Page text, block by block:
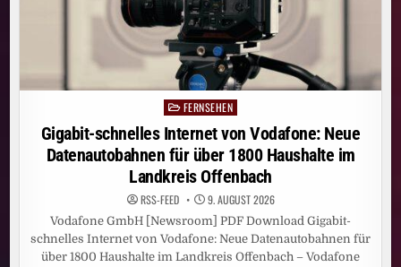
Posted
in
FERNSEHEN
Gigabit-schnelles Internet von Vodafone: Neue
Datenautobahnen für über 1800 Haushalte im
Landkreis Offenbach
RSS-FEED 9. AUGUST 2026
Vodafone GmbH [Newsroom] PDF Download Gigabit-
schnelles Internet von Vodafone: Neue Datenautobahnen für
über 1800 Haushalte im Landkreis Offenbach – Vodafone